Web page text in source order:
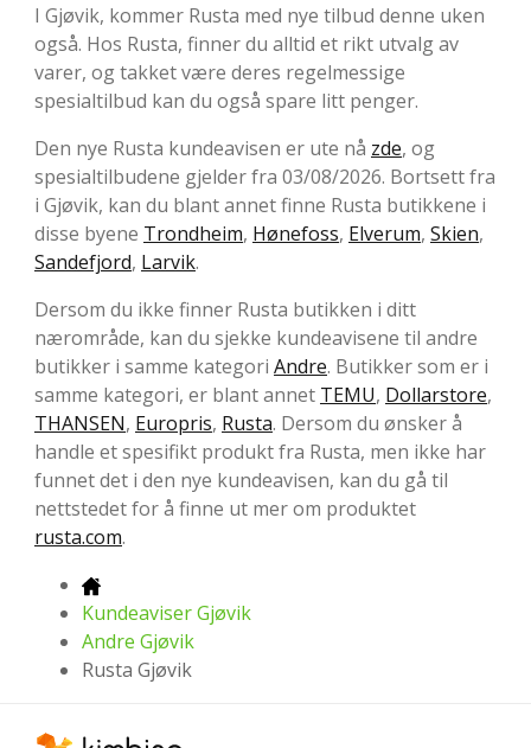
I Gjøvik, kommer Rusta med nye tilbud denne uken
også. Hos Rusta, finner du alltid et rikt utvalg av
varer, og takket være deres regelmessige
spesialtilbud kan du også spare litt penger.
Den nye Rusta kundeavisen er ute nå zde, og
spesialtilbudene gjelder fra 03/08/2026. Bortsett fra
i Gjøvik, kan du blant annet finne Rusta butikkene i
disse byene Trondheim, Hønefoss, Elverum, Skien,
Sandefjord, Larvik.
Dersom du ikke finner Rusta butikken i ditt
nærområde, kan du sjekke kundeavisene til andre
butikker i samme kategori Andre. Butikker som er i
samme kategori, er blant annet TEMU, Dollarstore,
THANSEN, Europris, Rusta. Dersom du ønsker å
handle et spesifikt produkt fra Rusta, men ikke har
funnet det i den nye kundeavisen, kan du gå til
nettstedet for å finne ut mer om produktet
rusta.com.
Kundeaviser Gjøvik
Andre Gjøvik
Rusta Gjøvik